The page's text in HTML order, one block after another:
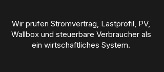
Wir prüfen Stromvertrag, Lastprofil, PV,
Wallbox und steuerbare Verbraucher als
ein wirtschaftliches System.